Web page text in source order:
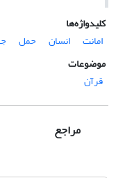
کلیدواژه‌ها
امانت
انسان حمل
موضوعات
قرآن
مراجع